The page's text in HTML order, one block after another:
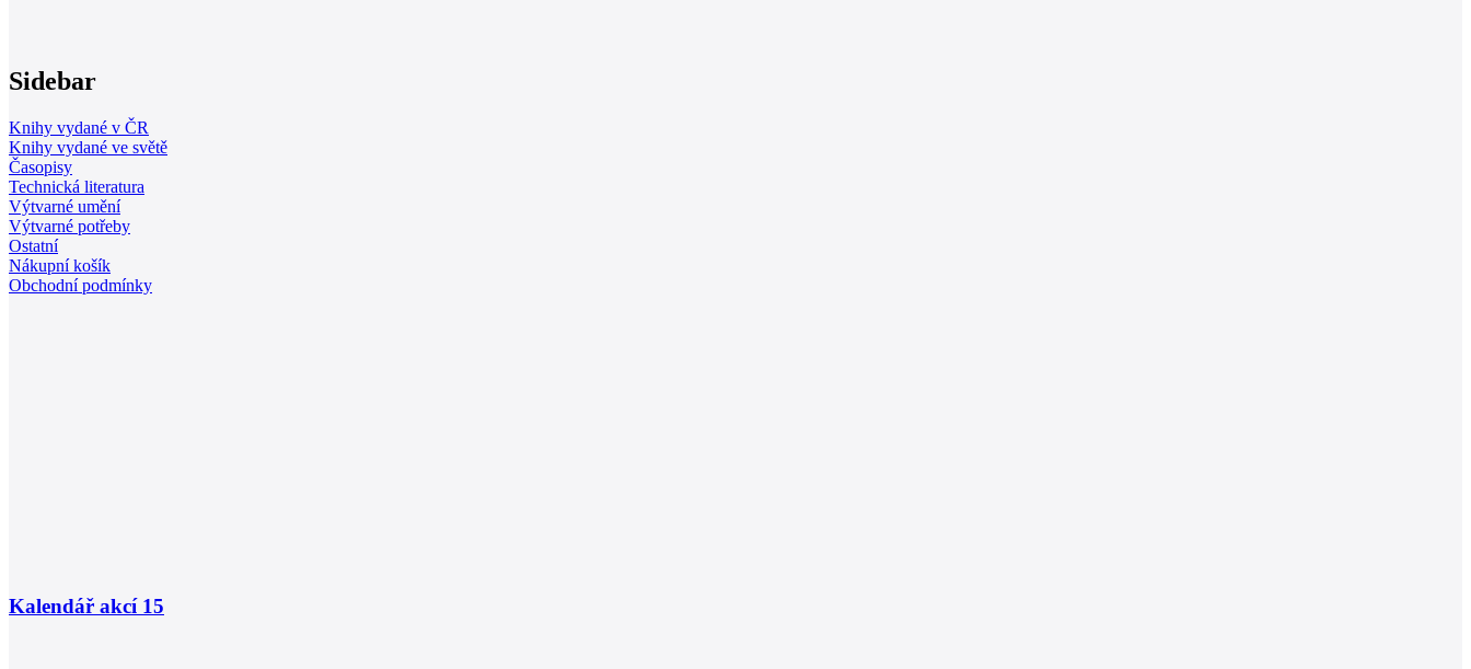
Sidebar
Knihy vydané v ČR
Knihy vydané ve světě
Časopisy
Technická literatura
Výtvarné umění
Výtvarné potřeby
Ostatní
Nákupní košík
Obchodní podmínky
Kalendář akcí 15